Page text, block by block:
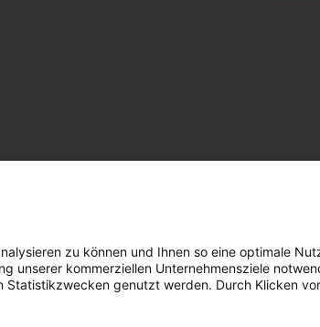
zu können und Ihnen so eine optimale
unserer kommerziellen Unternehmensziele
genutzt werden. Durch Klicken